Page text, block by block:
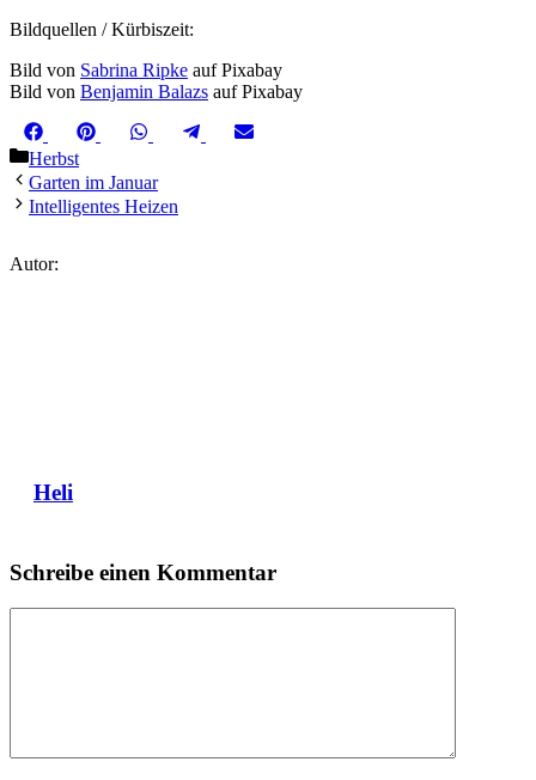
Bildquellen / Kürbiszeit:
Bild von Sabrina Ripke auf Pixabay
Bild von Benjamin Balazs auf Pixabay
Share
on
FacebookShare
Pinterest Share
WhatsAppShare
TelegramShare
Kategorien
Herbst
Garten im Januar
Intelligentes Heizen
Autor:
Heli
Schreibe einen Kommentar